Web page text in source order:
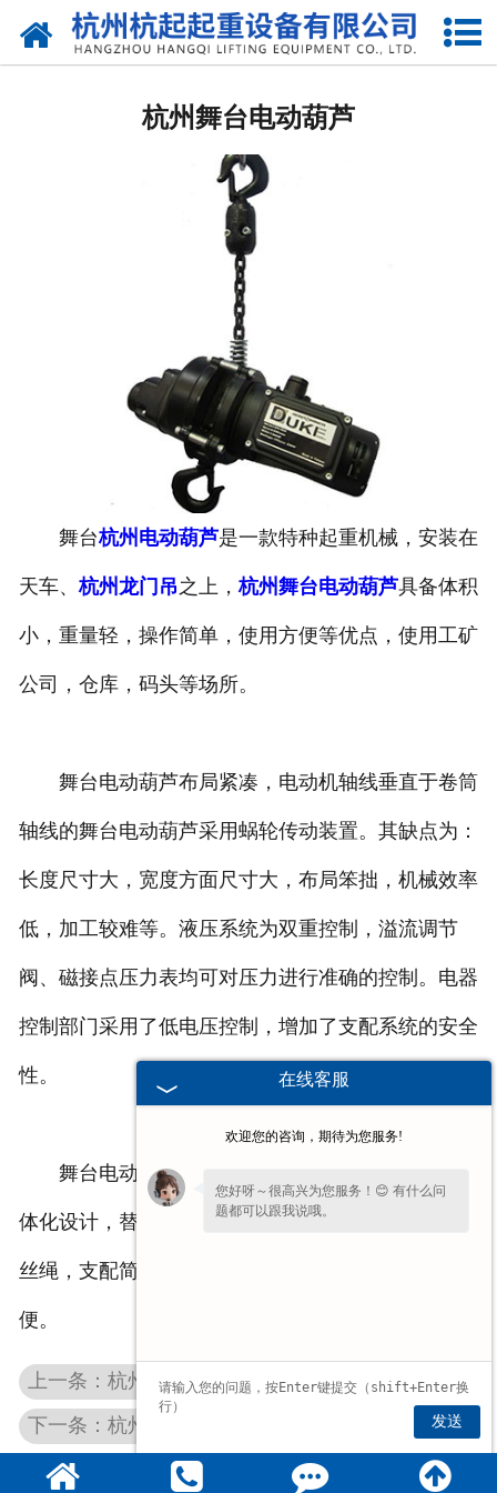
网站首页
杭州电动葫芦
杭州悬臂吊
杭州起重机配件
杭州提梁机
杭州架桥机
杭州垃圾抓斗起重机
杭州洁净起重机
杭州舞台电动葫芦
舞台杭州电动葫芦是一款特种起重机械，安装在
天车、杭州龙门吊 之上，杭州舞台电动葫芦具备体积
小，重量轻，操作简单，使用方便等优点，使用工矿
公司，仓库，码头等场所。
舞台电动葫芦布局紧凑，电动机轴线垂直于卷筒
轴线的舞台电动葫芦采用蜗轮传动装置。其缺点为：
长度尺寸大，宽度方面尺寸大，布局笨拙，机械效率
低，加工较难等。液压系统为双重控制，溢流调节
阀、磁接点压力表均可对压力进行准确的控制。电器
控制部门采用了低电压控制，增加了支配系统的安全
性。
舞台电动葫芦的布局及优点：该机采用了机电一
体化设计，替换不同的模具，即可压制不同规格的钢
丝绳，支配简便、平安；检查、装置、维护电动机方
便。
上一条：杭州防爆环链葫芦
下一条：杭州微型电动葫芦
在线客服
欢迎您的咨询，期待为您服务!
您好呀～很高兴为您服务！😊 有什么问
题都可以跟我说哦。
发送